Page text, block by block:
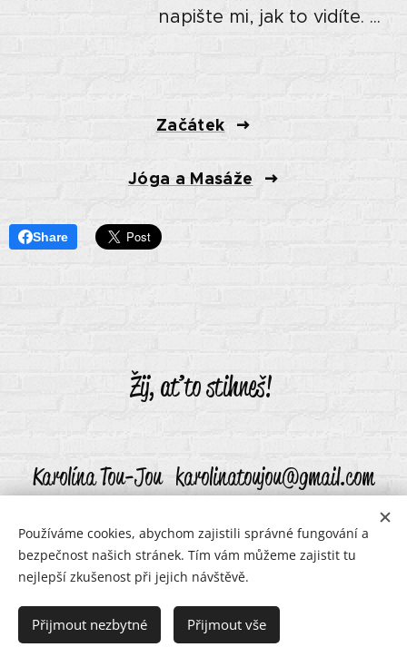
napište mi, jak to vidíte. ...
Začátek
Jóga a Masáže
Share
Žij, ať to stihneš!
Karolína Tou-Jou karolinatoujou@gmail.com
karolinatoujou@gmail.com
Jazyky
Čeština
Používáme cookies, abychom zajistili správné fungování a
bezpečnost našich stránek. Tím vám můžeme zajistit tu
nejlepší zkušenost při jejich návštěvě.
Přijmout nezbytné Přijmout vše